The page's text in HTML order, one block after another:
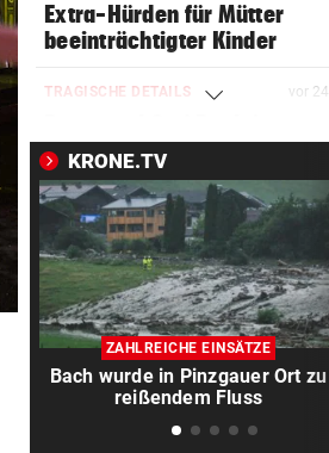
Extra-Hürden für Mütter
beeinträchtigter Kinder
TRAGISCHE DETAILS vor
von Jorge Messi
SCHRECKEN UND CHAOS vor 26
Wildschwein legte U-Bahn in
Budapest lahm
RED BULL SALZBURG vor
Schwere Verletzung trübt
über zweiten Sieg
KRONE.TV
ZAHLREICHE EINSÄTZE
Bach wurde in Pinzgauer Ort zu
reißendem Fluss